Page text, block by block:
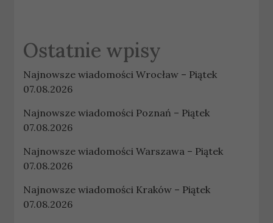
Ostatnie wpisy
Najnowsze wiadomości Wrocław – Piątek
07.08.2026
Najnowsze wiadomości Poznań – Piątek
07.08.2026
Najnowsze wiadomości Warszawa – Piątek
07.08.2026
Najnowsze wiadomości Kraków – Piątek
07.08.2026